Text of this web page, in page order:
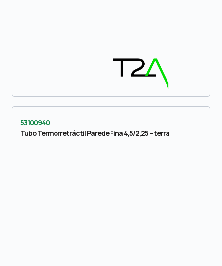
53100940
Tubo Termorretráctil Parede Fina 4,5/2,25 – terra